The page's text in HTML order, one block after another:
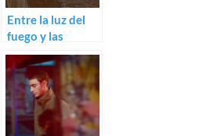
Entre la luz del
fuego y las
leyendas gitanas.
Trailer para
Aunque es de
noche